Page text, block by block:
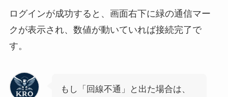
ログインが成功すると、画面右下に緑の通信マー
クが表示され、数値が動いていれば接続完了で
す。
もし「回線不通」と出た場合は、